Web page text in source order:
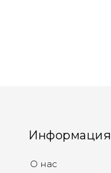
Информация
О нас